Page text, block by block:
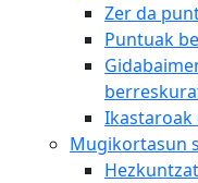
Zer da
Puntuak
Mugikortasun